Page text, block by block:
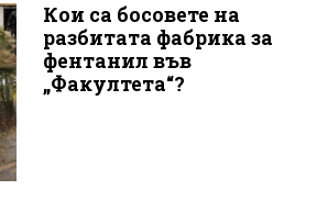
Кои са босовете на
разбитата фабрика за
фентанил във
„Факултета“?